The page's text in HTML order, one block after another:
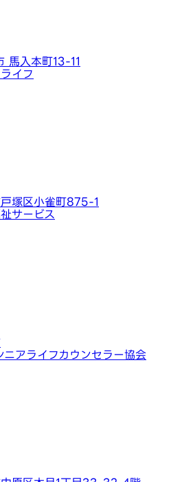
馬入本町13-11
イフ
塚区小雀町875-1
サービス
ニアライフカウンセラー協会